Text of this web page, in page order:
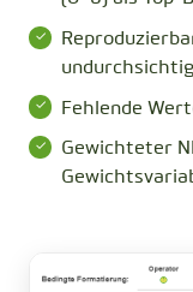
Fehlende
Gewichteter